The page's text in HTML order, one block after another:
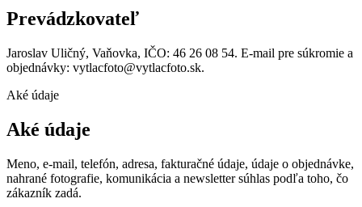
Prevádzkovateľ
Jaroslav Uličný, Vaňovka, IČO: 46 26 08 54. E-mail pre súkromie a
objednávky: vytlacfoto@vytlacfoto.sk.
Aké údaje
Aké údaje
Meno, e-mail, telefón, adresa, fakturačné údaje, údaje o objednávke,
nahrané fotografie, komunikácia a newsletter súhlas podľa toho, čo
zákazník zadá.